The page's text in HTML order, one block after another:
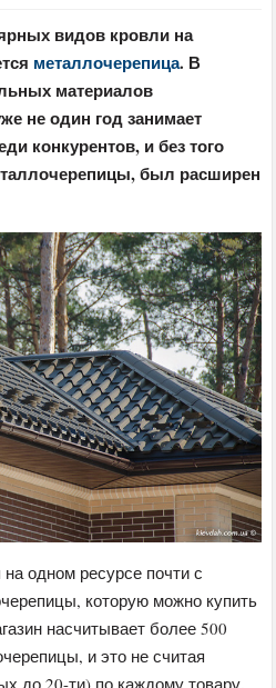
видов кровли на
металлочерепица. В
материалов
не один год занимает
конкурентов, и без того
был расширен
одном ресурсе почти с
которую можно купить
насчитывает более 500
и это не считая
до 20-ти) по каждому товару.